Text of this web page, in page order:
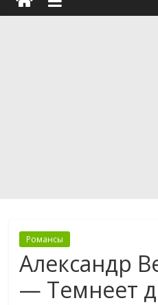
Романсы
Александр
— Темнеет